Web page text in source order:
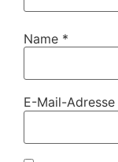
Name *
E-Mail-Adresse